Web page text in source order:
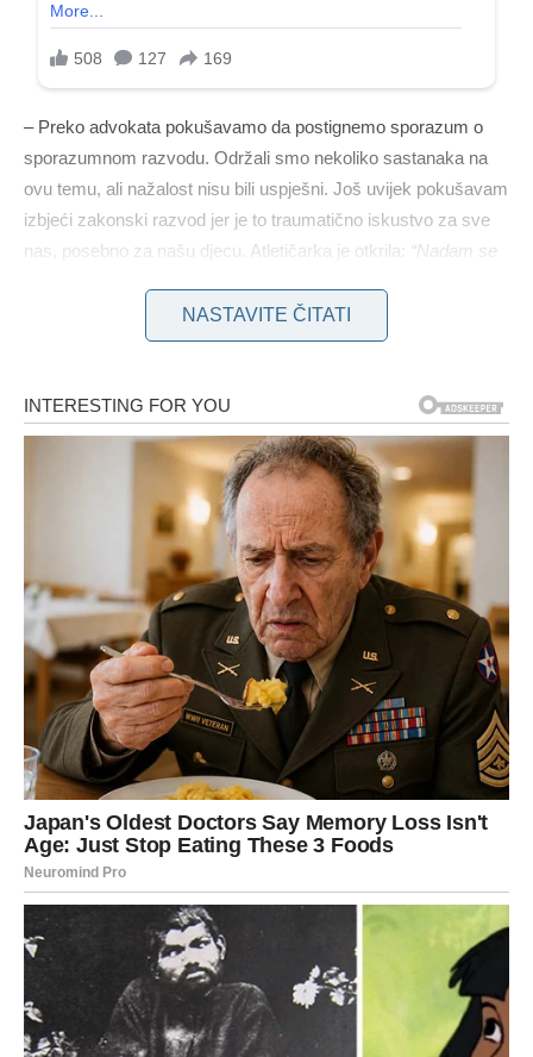
– Preko advokata pokušavamo da postignemo sporazum o
sporazumnom razvodu. Održali smo nekoliko sastanaka na
ovu temu, ali nažalost nisu bili uspješni. Još uvijek pokušavam
izbjeći zakonski razvod jer je to traumatično iskustvo za sve
nas, posebno za našu djecu. Atletičarka je otkrila: “Nadam se
razvodu, što je u interesu svih”. Ovo je prvi put da je bivši
fudbaler javno progovorio o svom zvaničnom raskidu sa
S druge strane, Kaliusa je više puta u intervjuima za medije
NASTAVITE ČITATI